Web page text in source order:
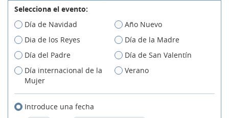
Selecciona el evento:
Día de Navidad
Año Nuevo
Dia de los Reyes
Día de la Madre
Día del Padre
Día de San Valentín
Día internacional de la
Mujer
Verano
Introduce una fecha